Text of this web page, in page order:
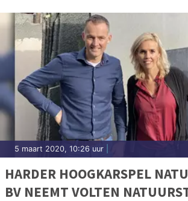
5 maart 2020, 10:26 uur
HARDER HOOGKARSPEL
BV NEEMT VOLTEN